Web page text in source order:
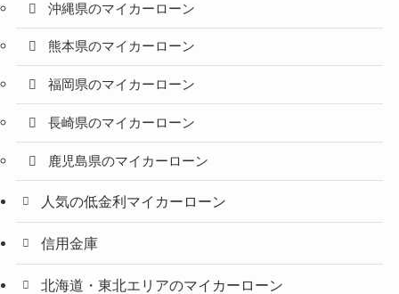
沖縄県のマイカーローン
熊本県のマイカーローン
福岡県のマイカーローン
長崎県のマイカーローン
鹿児島県のマイカーローン
人気の低金利マイカーローン
信用金庫
北海道・東北エリアのマイカーローン